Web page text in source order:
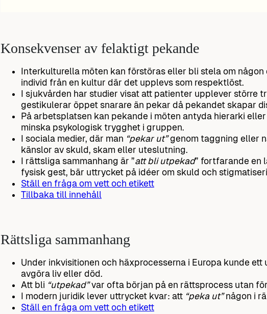
Konsekvenser av felaktigt pekande
Interkulturella möten kan förstöras eller bli stela om
individ från en kultur där det upplevs som respektlöst.
I sjukvården har studier visat att patienter upplever större
gestikulerar öppet snarare än pekar då pekandet skapar
På arbetsplatsen kan pekande i möten antyda hierarki
minska psykologisk trygghet i gruppen.
I sociala medier, där man “pekar ut”genom taggning eller
känslor av skuld, skam eller uteslutning.
I rättsliga sammanhang är ”att bli utpekad” fortfarande en
fysisk gest, bär uttrycket på idéer om skuld och
Ställ en fråga om vett och etikett
Tillbaka till innehåll
Rättsliga sammanhang
Under inkvisitionen och häxprocesserna i Europa kunde
avgöra liv eller död.
Att bli “utpekad”var ofta början på en rättsprocess utan
I modern juridik lever uttrycket kvar: att “peka ut”någon i
Ställ en fråga om vett och etikett